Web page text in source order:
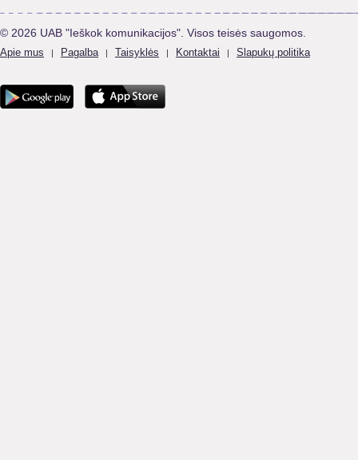
© 2026 UAB "Ieškok komunikacijos". Visos teisės saugomos.
Apie mus | Pagalba | Taisyklės | Kontaktai | Slapukų politika